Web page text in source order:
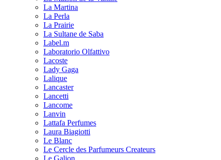
La Martina
La Perla
La Prairie
La Sultane de Saba
Label.m
Laboratorio Olfattivo
Lacoste
Lady Gaga
Lalique
Lancaster
Lancetti
Lancome
Lanvin
Lattafa Perfumes
Laura Biagiotti
Le Blanc
Le Cercle des Parfumeurs Createurs
Le Galion